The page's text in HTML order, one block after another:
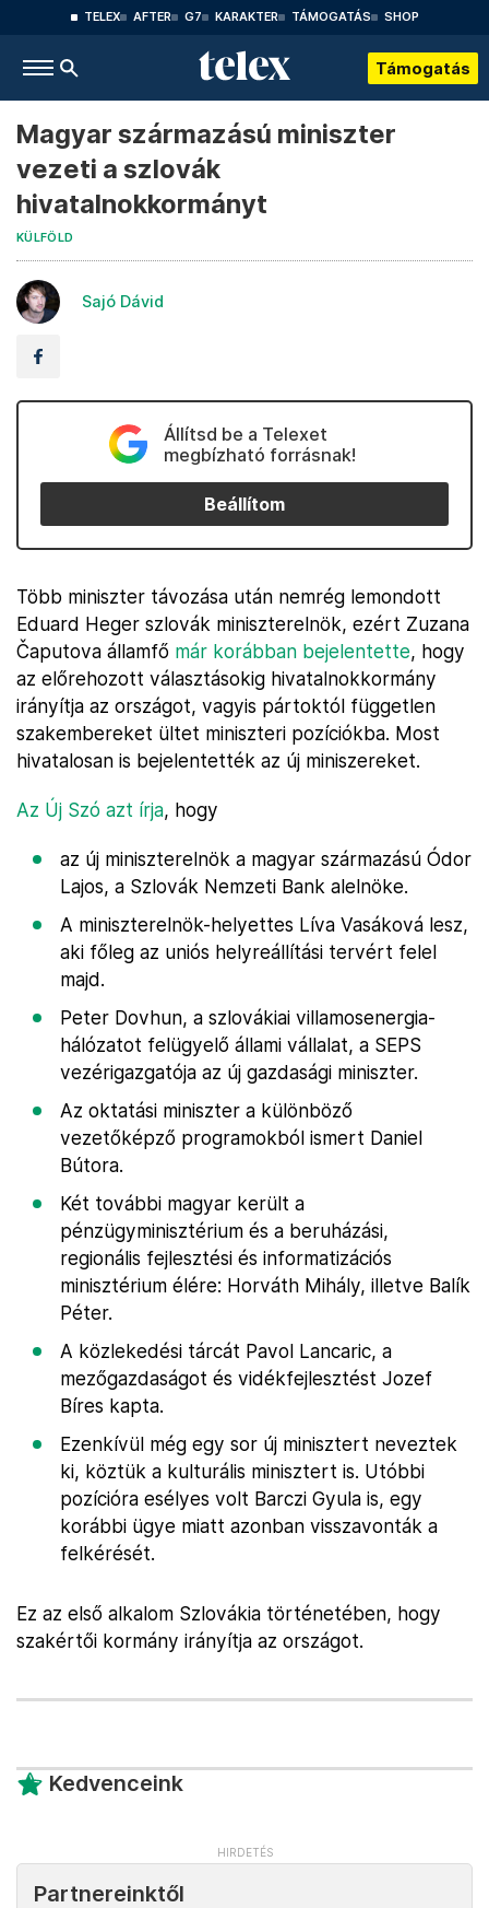
TELEX AFTER G7 KARAKTER TÁMOGATÁS SHOP
Támogatás
Magyar származású miniszter
vezeti a szlovák
hivatalnokkormányt
KÜLFÖLD
Sajó Dávid
Állítsd be a Telexet
megbízható forrásnak!
Beállítom
Több miniszter távozása után nemrég lemondott
Eduard Heger szlovák miniszterelnök, ezért Zuzana
Čaputova államfő már korábban bejelentette, hogy
az előrehozott választásokig hivatalnokkormány
irányítja az országot, vagyis pártoktól független
szakembereket ültet miniszteri pozíciókba. Most
hivatalosan is bejelentették az új miniszereket.
Az Új Szó azt írja, hogy
az új miniszterelnök a magyar származású Ódor
Lajos, a Szlovák Nemzeti Bank alelnöke.
A miniszterelnök-helyettes Líva Vasáková lesz,
aki főleg az uniós helyreállítási tervért felel
majd.
Peter Dovhun, a szlovákiai villamosenergia-
hálózatot felügyelő állami vállalat, a SEPS
vezérigazgatója az új gazdasági miniszter.
Az oktatási miniszter a különböző
vezetőképző programokból ismert Daniel
Bútora.
Két további magyar került a
pénzügyminisztérium és a beruházási,
regionális fejlesztési és informatizációs
minisztérium élére: Horváth Mihály, illetve Balík
Péter.
A közlekedési tárcát Pavol Lancaric, a
mezőgazdaságot és vidékfejlesztést Jozef
Bíres kapta.
Ezenkívül még egy sor új minisztert neveztek
ki, köztük a kulturális minisztert is. Utóbbi
pozícióra esélyes volt Barczi Gyula is, egy
korábbi ügye miatt azonban visszavonták a
felkérését.
Ez az első alkalom Szlovákia történetében, hogy
szakértői kormány irányítja az országot.
Kedvenceink
Partnereinktől